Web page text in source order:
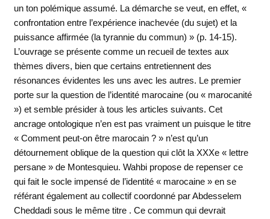
un ton polémique assumé. La démarche se veut, en effet, «
confrontation entre l’expérience inachevée (du sujet) et la
puissance affirmée (la tyrannie du commun) » (p. 14-15).
L’ouvrage se présente comme un recueil de textes aux
thèmes divers, bien que certains entretiennent des
résonances évidentes les uns avec les autres. Le premier
porte sur la question de l’identité marocaine (ou « marocanité
») et semble présider à tous les articles suivants. Cet
ancrage ontologique n’en est pas vraiment un puisque le titre
« Comment peut-on être marocain ? » n’est qu’un
détournement oblique de la question qui clôt la XXXe « lettre
persane » de Montesquieu. Wahbi propose de repenser ce
qui fait le socle impensé de l’identité « marocaine » en se
référant également au collectif coordonné par Abdesselem
Cheddadi sous le même titre . Ce commun qui devrait